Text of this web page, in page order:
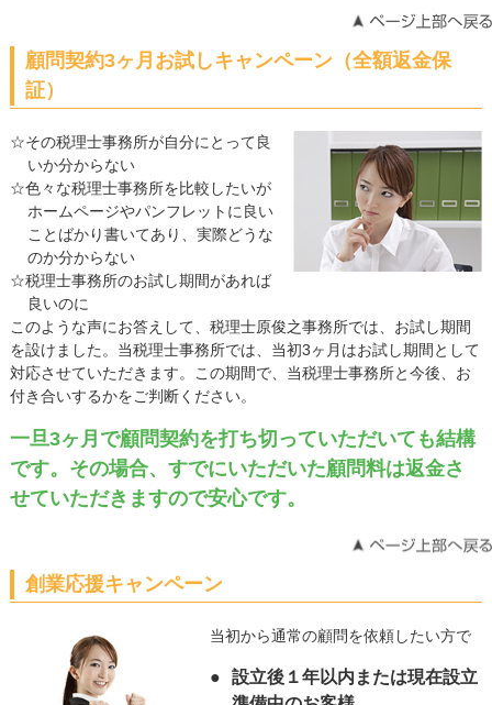
顧問契約3ヶ月お試しキャンペーン（全額返金保
証）
☆その税理士事務所が自分にとって良
いか分からない
☆色々な税理士事務所を比較したいが
ホームページやパンフレットに良い
ことばかり書いてあり、実際どうな
のか分からない
☆税理士事務所のお試し期間があれば
良いのに
このような声にお答えして、税理士原俊之事務所では、お試し期間
を設けました。当税理士事務所では、当初3ヶ月はお試し期間として
対応させていただきます。この期間で、当税理士事務所と今後、お
付き合いするかをご判断ください。
一旦3ヶ月で顧問契約を打ち切っていただいても結構
です。その場合、すでにいただいた顧問料は返金さ
せていただきますので安心です。
創業応援キャンペーン
当初から通常の顧問を依頼したい方で
●
設立後１年以内または現在設立